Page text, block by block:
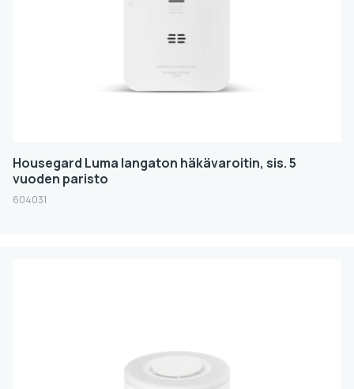
Housegard Luma langaton häkävaroitin, sis. 5
vuoden paristo
604031